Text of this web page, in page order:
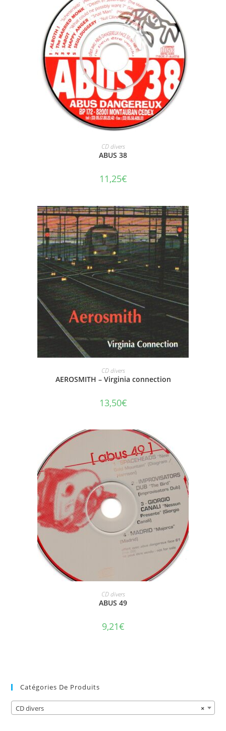
AJOUTER AU PANIER
CD divers
ABUS 38
11,25€
AJOUTER AU PANIER
CD divers
AEROSMITH – Virginia connection
13,50€
AJOUTER AU PANIER
CD divers
ABUS 49
9,21€
Catégories De Produits
×
CD divers